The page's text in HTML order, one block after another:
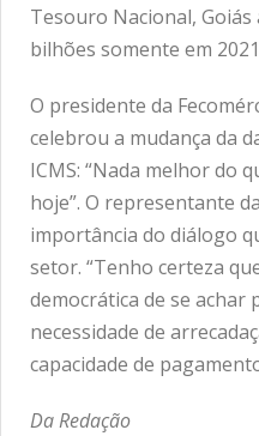
Tesouro Nacional, Goiás
bilhões somente em
O presidente da
celebrou a mudança da
ICMS: “Nada melhor do
hoje”. O representante
importância do diálogo
setor. “Tenho certeza
democrática de se
necessidade de
capacidade de
Da Redação